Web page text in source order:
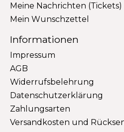
Meine Nachrichten (Tickets)
Mein Wunschzettel
Informationen
Impressum
AGB
Widerrufsbelehrung
Datenschutzerklärung
Zahlungsarten
Versandkosten und